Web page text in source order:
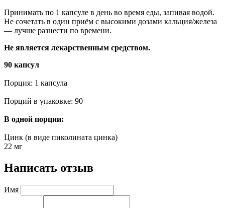
Принимать по 1 капсуле в день во время еды, запивая водой.
Не сочетать в один приём с высокими дозами кальция/железа
— лучше разнести по времени.
Не является лекарственным средством.
90 капсул
Порция: 1 капсула
Порций в упаковке: 90
В одной порции:
Цинк (в виде пиколината цинка)
22 мг
Написать отзыв
Имя